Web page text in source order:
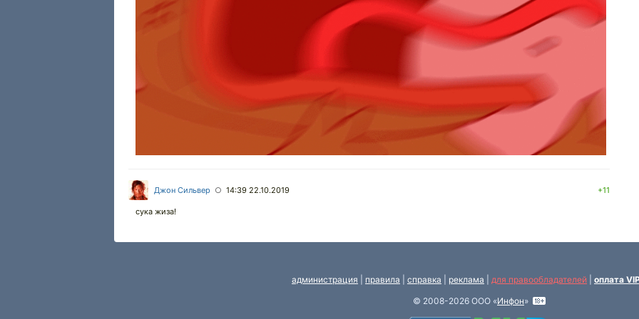
Джон Сильвер ○ 14:39 22.10.2019 +11
сука жиза!
администрация правила справка реклама для правообладателей оплата
© 2008-2026 ООО «Инфон»